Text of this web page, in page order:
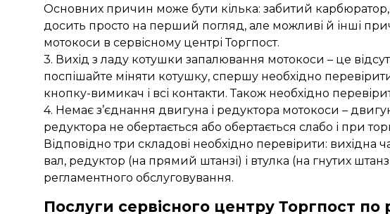
Основних причин може бути кілька: забитий
досить просто на перший погляд, але можливі й інші
мотокоси в сервісному центрі Торгпост.
3. Вихід з ладу котушки запалювання мотокоси – це
поспішайте міняти котушку, спершу необхідно
кнопку-вимикач і всі контакти. Також необхідно
4. Немає з’єднання двигуна і редуктора мотокоси –
редуктора не обертається або обертається слабо і при
Відповідно три складові необхідно перевірити:
вал, редуктор (на прямий штанзі) і втулка (на гнутих
регламентного обслуговування.
Послуги сервісного центру Торгпост